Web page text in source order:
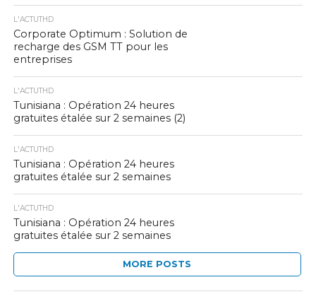
L'ACTUTHD
Corporate Optimum : Solution de
recharge des GSM TT pour les
entreprises
L'ACTUTHD
Tunisiana : Opération 24 heures
gratuites étalée sur 2 semaines (2)
L'ACTUTHD
Tunisiana : Opération 24 heures
gratuites étalée sur 2 semaines
L'ACTUTHD
Tunisiana : Opération 24 heures
gratuites étalée sur 2 semaines
MORE POSTS